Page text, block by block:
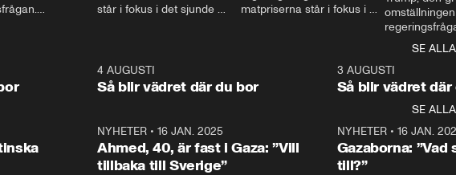
upp i val. Ska vi
sitter vi förstås
står i fokus i det sjunde
kommentator My
Rohwedder ställer
utbildnings- och
Mohamsson till svars.
matpriserna står i fokus i
Rohwedder ställer
statsminister Ulf Kristersson
centrum i
avsnittet av
Makten”. Se
Aftonbladets
Rohwedder
Thand Ring
SE ALLA
4 AUGUSTI
Så blir vädret där du bor
3 AUGUSTI
Så blir vädret där
SE ALLA
NYHETER• 16 JAN. 2025
Ahmed, 40, är fast i Gaza: ”Vill
tillbaka till Sverige”
NYHETER• 16 JAN.
Gazaborna:
till?”